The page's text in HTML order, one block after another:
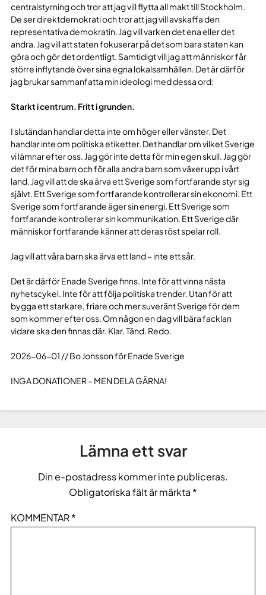
centralstyrning och tror att jag vill flytta all makt till Stockholm.
De ser direktdemokrati och tror att jag vill avskaffa den
representativa demokratin. Jag vill varken det ena eller det
andra. Jag vill att staten fokuserar på det som bara staten kan
göra och gör det ordentligt. Samtidigt vill jag att människor får
större inflytande över sina egna lokalsamhällen. Det är därför
jag brukar sammanfatta min ideologi med dessa ord:
Starkt i centrum. Fritt i grunden.
I slutändan handlar detta inte om höger eller vänster. Det
handlar inte om politiska etiketter. Det handlar om vilket Sverige
vi lämnar efter oss. Jag gör inte detta för min egen skull. Jag gör
det för mina barn och för alla andra barn som växer upp i vårt
land. Jag vill att de ska ärva ett Sverige som fortfarande styr sig
självt. Ett Sverige som fortfarande kontrollerar sin ekonomi. Ett
Sverige som fortfarande äger sin energi. Ett Sverige som
fortfarande kontrollerar sin kommunikation. Ett Sverige där
människor fortfarande känner att deras röst spelar roll.
Jag vill att våra barn ska ärva ett land – inte ett sår.
Det är därför Enade Sverige finns. Inte för att vinna nästa
nyhetscykel. Inte för att följa politiska trender. Utan för att
bygga ett starkare, friare och mer suveränt Sverige för dem
som kommer efter oss. Om någon en dag vill bära facklan
vidare ska den finnas där. Klar. Tänd. Redo.
2026-06-01 // Bo Jonsson för Enade Sverige
INGA DONATIONER – MEN DELA GÄRNA!
Lämna ett svar
Din e-postadress kommer inte publiceras.
Obligatoriska fält är märkta *
KOMMENTAR*